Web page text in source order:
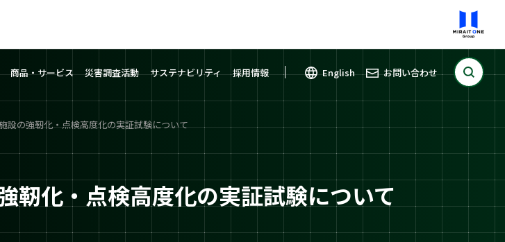
商品・サービス 災害調査活動 サステナビリティ 採用情報 English お問い合わせ
設の強靭化・点検高度化の実証試験について
靭化・点検高度化の実証試験について